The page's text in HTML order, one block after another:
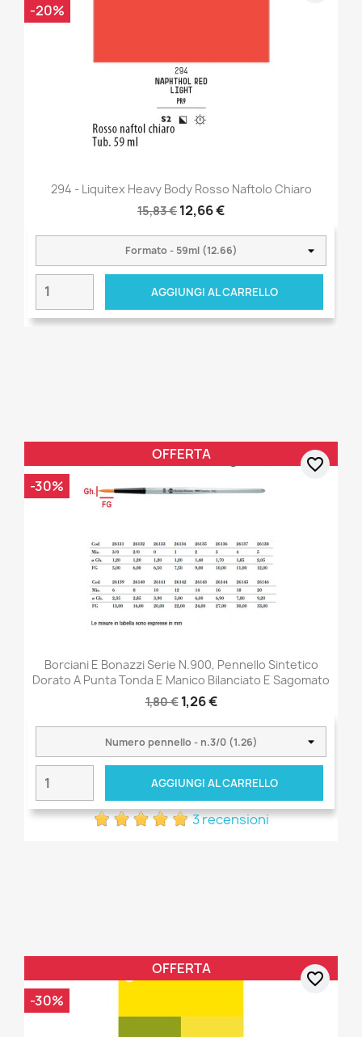
294 - Liquitex Heavy Body Rosso Naftolo Chiaro
15,83 € 12,66 €
AGGIUNGI AL CARRELLO
-20%
Borciani E Bonazzi Serie N.900, Pennello Sintetico
Dorato A Punta Tonda E Manico Bilanciato E Sagomato
1,80 € 1,26 €
AGGIUNGI AL CARRELLO
3 recensioni
OFFERTA
-30%
favorite_border
OFFERTA
-30%
favorite_border